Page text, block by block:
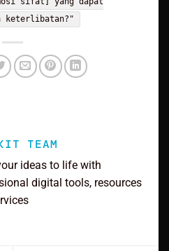
keterlibatan?"
TEAM
ideas to life with
digital tools, resources